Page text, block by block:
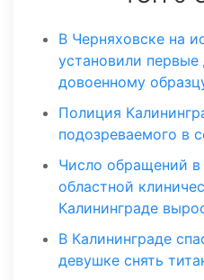
В Черняховске на
установили
довоенному
Полиция
подозреваемого в
Число обращений
областной
Калининграде
В Калининграде
девушке снять